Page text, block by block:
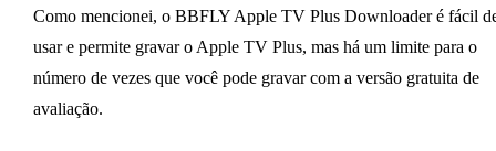
Como mencionei, o BBFLY Apple TV Plus Downloader é fácil
usar e permite gravar o Apple TV Plus, mas há um limite para o
número de vezes que você pode gravar com a versão gratuita de
avaliação.